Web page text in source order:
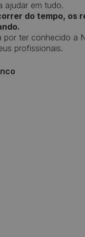
ajudar em tudo.
do tempo, os
por ter conhecido a
profissionais.